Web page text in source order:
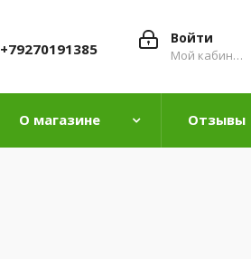
Войти
Мой кабинет
+79270191385
О магазине Отзывы